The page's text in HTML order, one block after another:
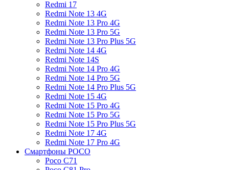
Redmi 17
Redmi Note 13 4G
Redmi Note 13 Pro 4G
Redmi Note 13 Pro 5G
Redmi Note 13 Pro Plus 5G
Redmi Note 14 4G
Redmi Note 14S
Redmi Note 14 Pro 4G
Redmi Note 14 Pro 5G
Redmi Note 14 Pro Plus 5G
Redmi Note 15 4G
Redmi Note 15 Pro 4G
Redmi Note 15 Pro 5G
Redmi Note 15 Pro Plus 5G
Redmi Note 17 4G
Redmi Note 17 Pro 4G
Смартфоны POCO
Poco C71